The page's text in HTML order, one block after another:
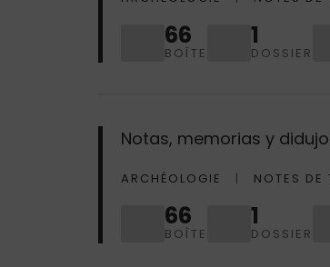
66
BOÎTE
1
DOSSIER
Notas, memorias y
ARCHÉOLOGIE NOTES DE
66
BOÎTE
1
DOSSIER